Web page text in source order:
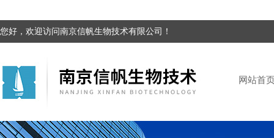
您好，欢迎访问南京信帆生物技术有限公司！
网站首